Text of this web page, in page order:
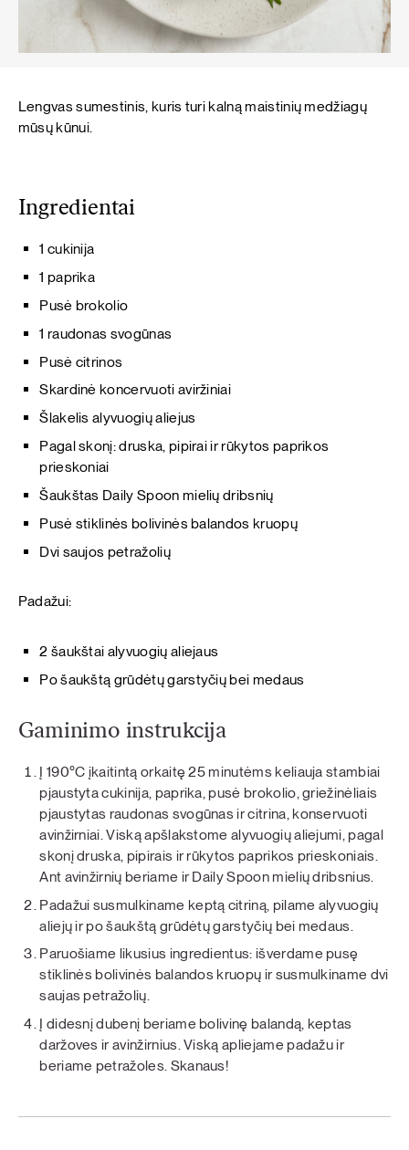
Ingredientai
1 cukinija
1 paprika
Pusė brokolio
1 raudonas svogūnas
Pusė citrinos
Skardinė koncervuoti aviržiniai
Šlakelis alyvuogių aliejus
Pagal skonį: druska, pipirai ir rūkytos paprikos
prieskoniai
Šaukštas Daily Spoon mielių dribsnių
Pusė stiklinės bolivinės balandos kruopų
Dvi saujos petražolių
Padažui:
2 šaukštai alyvuogių aliejaus
Po šaukštą grūdėtų garstyčių bei medaus
Gaminimo instrukcija
Į 190°C įkaitintą orkaitę 25 minutėms keliauja stambiai
pjaustyta cukinija, paprika, pusė brokolio, griežinėliais
pjaustytas raudonas svogūnas ir citrina, konservuoti
avinžirniai. Viską apšlakstome alyvuogių aliejumi, pagal
skonį druska, pipirais ir rūkytos paprikos prieskoniais.
Ant avinžirnių beriame ir Daily Spoon mielių dribsnius.
Padažui susmulkiname keptą citriną, pilame alyvuogių
aliejų ir po šaukštą grūdėtų garstyčių bei medaus.
Paruošiame likusius ingredientus: išverdame pusę
stiklinės bolivinės balandos kruopų ir susmulkiname dvi
saujas petražolių.
Į didesnį dubenį beriame bolivinę balandą, keptas
daržoves ir avinžirnius. Viską apliejame padažu ir
beriame petražoles. Skanaus!
Lengvas sumestinis, kuris turi kalną maistinių medžiagų
mūsų kūnui.